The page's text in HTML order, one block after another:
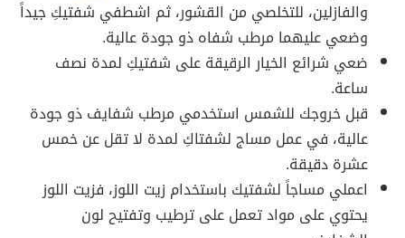
والفازلين، للتخلصي من القشور، ثم اشطفي شفتيكِ جيداً
وضعي عليهما مرطب شفاه ذو جودة عالية.
ضعي شرائع الخيار الرقيقة على شفتيكِ لمدة نصف
ساعة.
قبل خروجك للشمس استخدمي مرطب شفايف ذو جودة
عالية، في عمل مساج لشفتاكِ لمدة لا تقل عن خمس
عشرة دقيقة.
اعملي مساجاً لشفتيك باستخدام زيت اللوز، فزيت اللوز
يحتوي على مواد تعمل على ترطيب وتفتيح لون